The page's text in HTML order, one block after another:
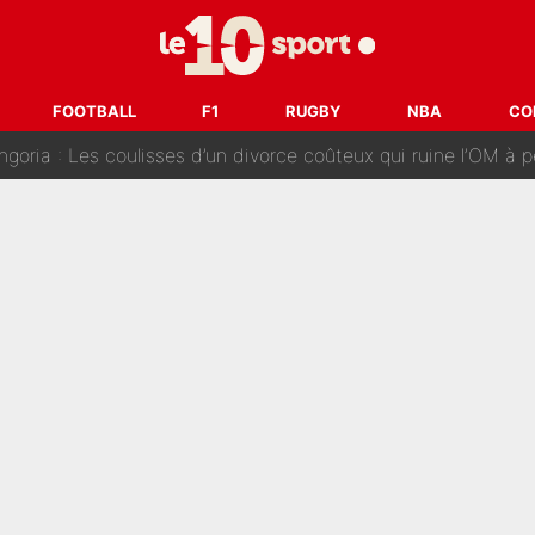
FOOTBALL F1 RUGBY NBA
liste, Zidane a décidé d’accueillir une nouvelle tête en
Jr, la surprise qui n'en est pas une...
: Les coulisses d’un divorce coûteux qui ruine l’OM à